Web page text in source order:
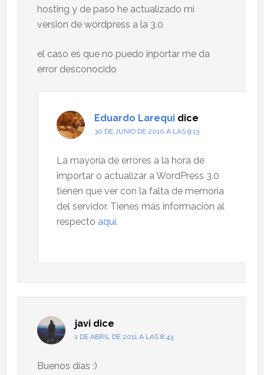
hosting y de paso he actualizado mi
version de wordpress a la 3.0
el caso es que no puedo inportar me da
error desconocido
Eduardo Larequi dice
30 DE JUNIO DE 2010 A LAS 9:13
La mayoría de errores a la hora de
importar o actualizar a WordPress 3.0
tienen que ver con la falta de memoria
del servidor. Tienes más información al
respecto aquí.
javi dice
1 DE ABRIL DE 2011 A LAS 8:43
Buenos días :)